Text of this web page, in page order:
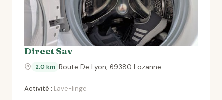
Direct Sav
2.0 km Route De Lyon, 69380 Lozanne
Activité : Lave-linge